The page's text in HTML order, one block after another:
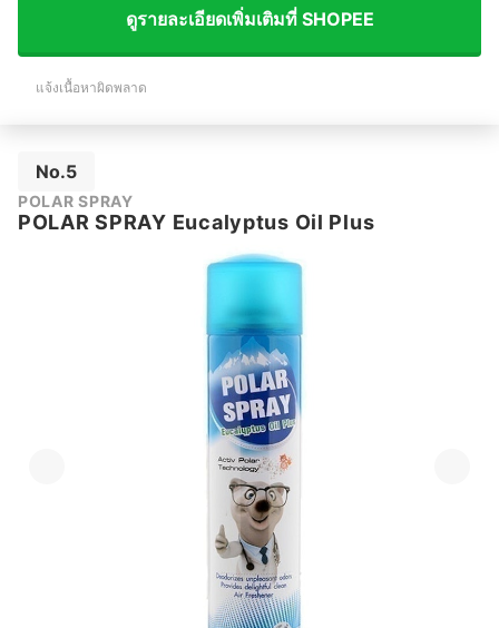
ดูรายละเอียดเพิ่มเติมที่ SHOPEE
แจ้งเนื้อหาผิดพลาด
No.5
POLAR SPRAY
POLAR SPRAY Eucalyptus Oil Plus